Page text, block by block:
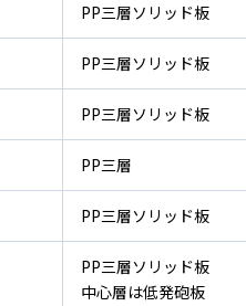
PP三層ソリッド板
PP三層ソリッド板
PP三層ソリッド板
PP三層
PP三層ソリッド板
PP三層ソリッド板
中心層は低発砲板